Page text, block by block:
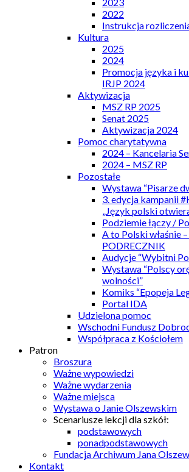
2022
Instrukcja
Kultura
2025
2024
Promocja języka i
IRJP 2024
Aktywizacja
MSZ RP 2025
Senat 2025
Aktywizacja 2024
Pomoc charytatywna
2024 – Kancelaria
2024 – MSZ RP
Pozostałe
Wystawa “Pisarze
3. edycja kampanii
„Język polski
Podziemie łączy /
A to Polski właśnie
PODRECZNIK
Audycje “Wybitni
Wystawa “Polscy
wolności”
Komiks “Epopeja
Portal IDA
Udzielona pomoc
Wschodni Fundusz
Współpraca z Kościołem
Patron
Broszura
Ważne wypowiedzi
Ważne wydarzenia
Ważne miejsca
Wystawa o Janie Olszewskim
Scenariusze lekcji dla szkół:
podstawowych
ponadpodstawowych
Fundacja Archiwum Jana
Kontakt